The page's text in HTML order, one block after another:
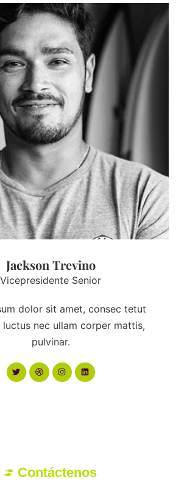
Jackson Trevino
Vicepresidente Senior
dolor sit amet, consec tetut
nec ullam corper mattis,
pulvinar.
Contáctenos